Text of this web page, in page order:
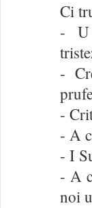
Ci
- U
-
-
- A
- I
- A
noi